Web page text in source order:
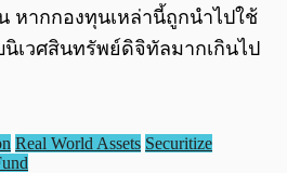
หากกองทุนเหล่านี้ถูกนำไปใช้
เวศสินทรัพย์ดิจิทัลมากเกินไป
Real World Assets Securitize